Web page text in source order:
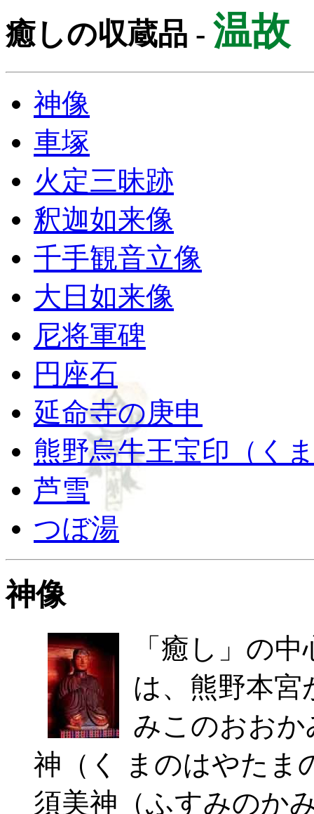
癒しの収蔵品 - 温故
神像
車塚
火定三昧跡
釈迦如来像
千手観音立像
大日如来像
尼将軍碑
円座石
延命寺の庚申
熊野烏牛王宝印（く
芦雪
つぼ湯
神像
「癒し」の
は、熊野本宮
みこのおおか
神（く まのはやたま
須美神（ふすみのか